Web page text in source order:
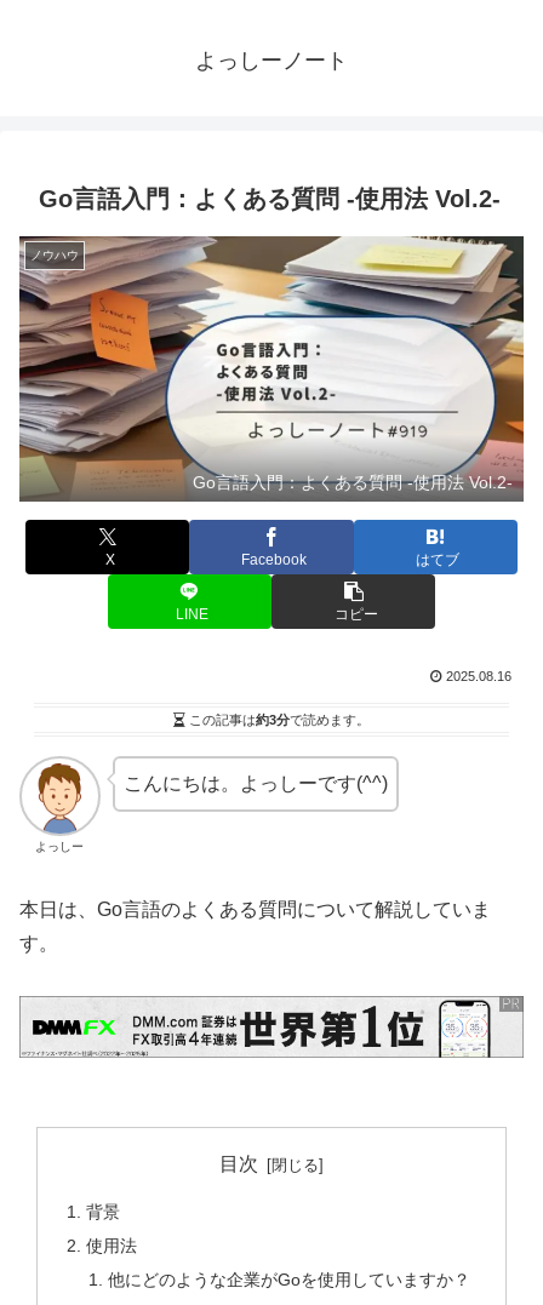
よっしーノート
Go言語入門：よくある質問 -使用法 Vol.2-
ノウハウ
Go言語入門：よくある質問 -使用法 Vol.2-
X Facebook はてブ
LINE コピー
2025.08.16
この記事は約3分で読めます。
よっしー
こんにちは。よっしーです(^^)
本日は、Go言語のよくある質問について解説していま
す。
目次
背景
使用法
他にどのような企業がGoを使用していますか？